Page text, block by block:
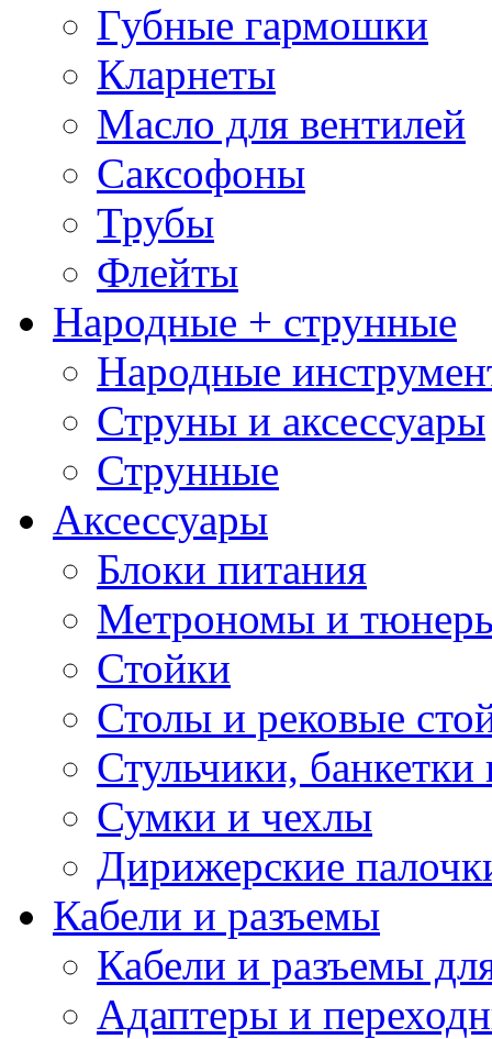
Губные гармошки
Кларнеты
Масло для вентилей
Саксофоны
Трубы
Флейты
Народные + струнные
Народные
Струны и аксессуары
Струнные
Аксессуары
Блоки питания
Метрономы и
Стойки
Столы и рековые
Стульчики, банкетки
Сумки и чехлы
Дирижерские
Кабели и разъемы
Кабели и разъемы
Адаптеры и